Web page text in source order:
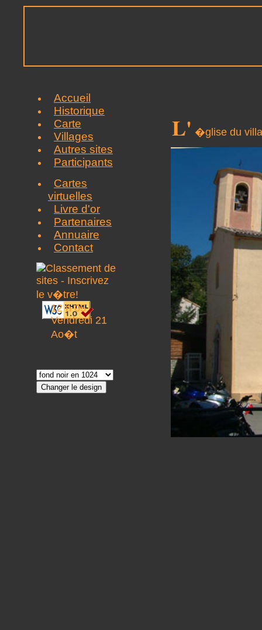
Accueil
Historique
Carte
Villages
Autres sites
Participants
Cartes
virtuelles
Livre d'or
Partenaires
Annuaire
Contact
12 h 05
Vendredi 21
Ao�t
L' �glise du